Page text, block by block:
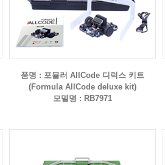
품명 : 포뮬러 AllCode 디럭스 키트
(Formula AllCode deluxe kit)
모델명 : RB7971